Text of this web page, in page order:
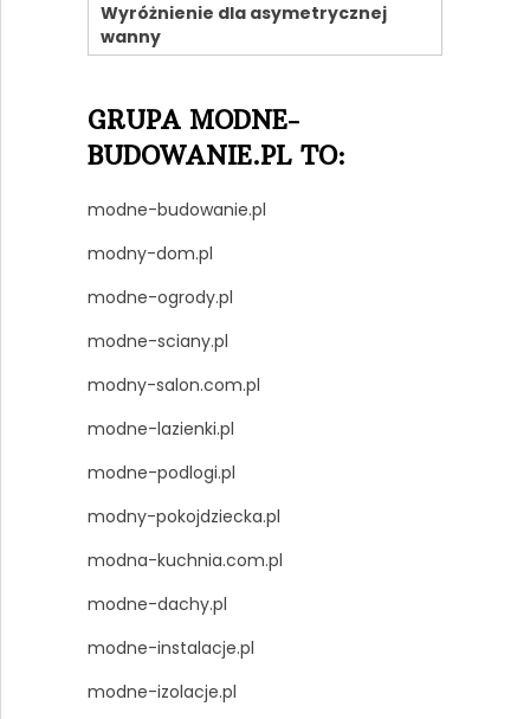
Wyróżnienie dla asymetrycznej
wanny
GRUPA MODNE-
BUDOWANIE.PL TO:
modne-budowanie.pl
modny-dom.pl
modne-ogrody.pl
modne-sciany.pl
modny-salon.com.pl
modne-lazienki.pl
modne-podlogi.pl
modny-pokojdziecka.pl
modna-kuchnia.com.pl
modne-dachy.pl
modne-instalacje.pl
modne-izolacje.pl